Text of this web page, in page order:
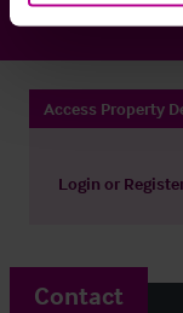
Access Property
Login or
Contact